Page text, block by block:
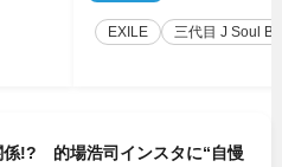
EXILE 三代目 J Soul
係!? 的場浩司インスタに“自慢